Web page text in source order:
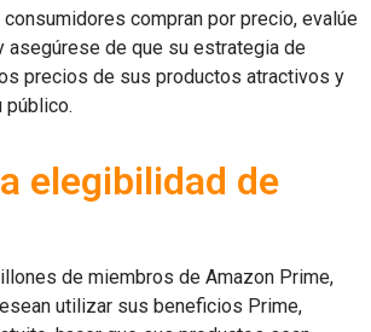
compran por precio, evalúe
asegúrese de que su estrategia de
precios de sus productos atractivos y
público.
elegibilidad de
de miembros de Amazon Prime,
utilizar sus beneficios Prime,